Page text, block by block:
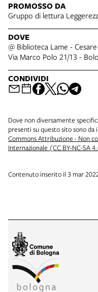
PROMOSSO DA
Gruppo di lettura
DOVE
@ Biblioteca Lame -
Via Marco Polo 21/13 -
CONDIVIDI
Dove non diversamente
presenti su questo sito sono
Commons Attribuzione - Non
Internazionale (CC BY-NC-SA
Contenuto inserito il 3 mar